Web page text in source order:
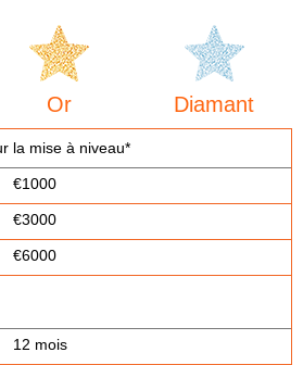
Or Diamant
la mise à niveau*
€1000
€3000
€6000
12 mois